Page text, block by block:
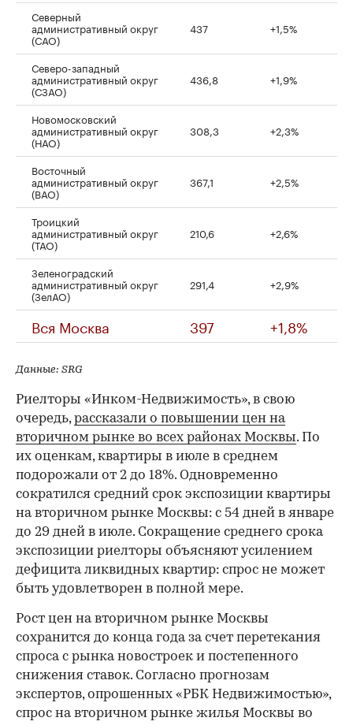
Северный
административный округ
(САО)
437 +1,5%
Северо-западный
административный округ
(СЗАО)
436,8 +1,9%
Новомосковский
административный округ
(НАО)
308,3 +2,3%
Восточный
административный округ
(ВАО)
367,1 +2,5%
Троицкий
административный округ
(ТАО)
210,6 +2,6%
Зеленоградский
административный округ
(ЗелАО)
291,4 +2,9%
Вся Москва 397 +1,8%
Данные: SRG
Риелторы «Инком-Недвижимость», в свою
очередь,рассказали о повышении цен на
вторичном рынке во всех районах Москвы. По
их оценкам, квартиры в июле в среднем
подорожали от 2 до 18%. Одновременно
сократился средний срок экспозиции квартиры
на вторичном рынке Москвы: с 54 дней в январе
до 29 дней в июле. Сокращение среднего срока
экспозиции риелторы объясняют усилением
дефицита ликвидных квартир: спрос не может
быть удовлетворен в полной мере.
Рост цен на вторичном рынке Москвы
сохранится до конца года за счет перетекания
спроса с рынка новостроек и постепенного
снижения ставок. Согласно прогнозам
экспертов, опрошенных «РБК Недвижимостью»,
спрос на вторичном рынке жилья Москвы во